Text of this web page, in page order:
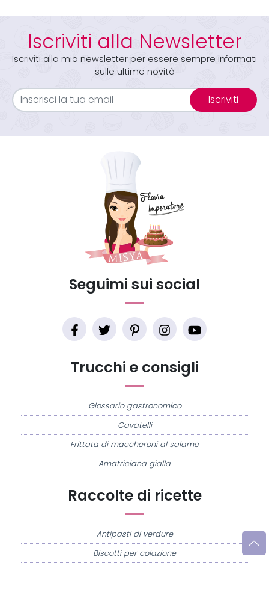
Iscriviti alla Newsletter
Iscriviti alla mia newsletter per essere sempre informati
sulle ultime novità
Iscriviti
Raccolte di ricette
Antipasti di verdure
Biscotti per colazione
Trucchi e consigli
Glossario gastronomico
Cavatelli
Frittata di maccheroni al salame
Amatriciana gialla
Seguimi sui social